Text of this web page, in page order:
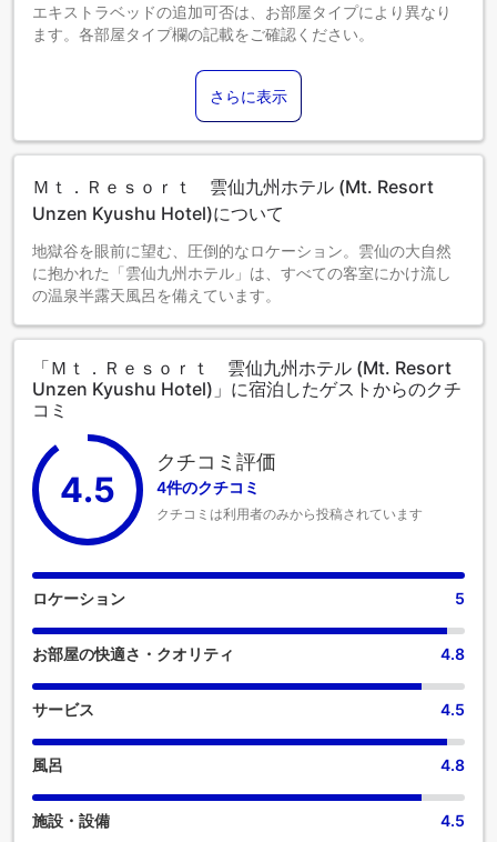
エキストラベッドの追加可否は、お部屋タイプにより異なり
ます。各部屋タイプ欄の記載をご確認ください。
さらに表示
Ｍｔ．Ｒｅｓｏｒｔ 雲仙九州ホテル (Mt. Resort
Unzen Kyushu Hotel)について
地獄谷を眼前に望む、圧倒的なロケーション。雲仙の大自然
に抱かれた「雲仙九州ホテル」は、すべての客室にかけ流し
の温泉半露天風呂を備えています。
「Ｍｔ．Ｒｅｓｏｒｔ 雲仙九州ホテル (Mt. Resort
Unzen Kyushu Hotel)」に宿泊したゲストからのクチ
コミ
4.5
クチコミ評価
4件のクチコミ
クチコミは利用者のみから投稿されています
ロケーション 5
お部屋の快適さ・クオリティ 4.8
サービス 4.5
風呂 4.8
施設・設備 4.5